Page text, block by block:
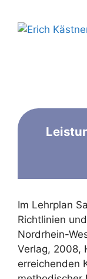
Inhalt
springen
Im Lehrplan
Richtlinien
Nordrhein-
Verlag, 2008,
erreichenden